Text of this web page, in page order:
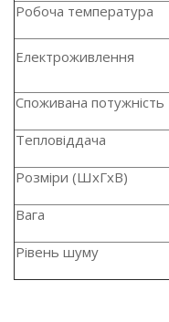
Робоча температура
Електроживлення
Споживана потужність
Тепловіддача
Розміри (ШxГxВ)
Вага
Рівень шуму